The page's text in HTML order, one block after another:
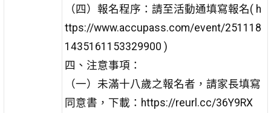
（四）報名程序：請至活動通填寫報名( h
ttps://www.accupass.com/event/251118
1435161153329900 )
四、注意事項：
（一）未滿十八歲之報名者，請家長填寫
同意書，下載：https://reurl.cc/36Y9RX